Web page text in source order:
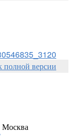
полной версии